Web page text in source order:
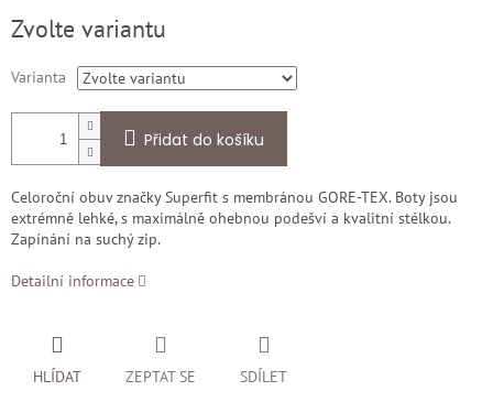
cena:
Zvolte variantu
Varianta
Přidat do košíku
Celoroční obuv značky Superfit s membránou GORE-TEX. Boty jsou
extrémně lehké, s maximálně ohebnou podešví a kvalitní stélkou.
Zapínání na suchý zip.
Detailní informace
ZEPTAT SE
HLÍDAT SDÍLET